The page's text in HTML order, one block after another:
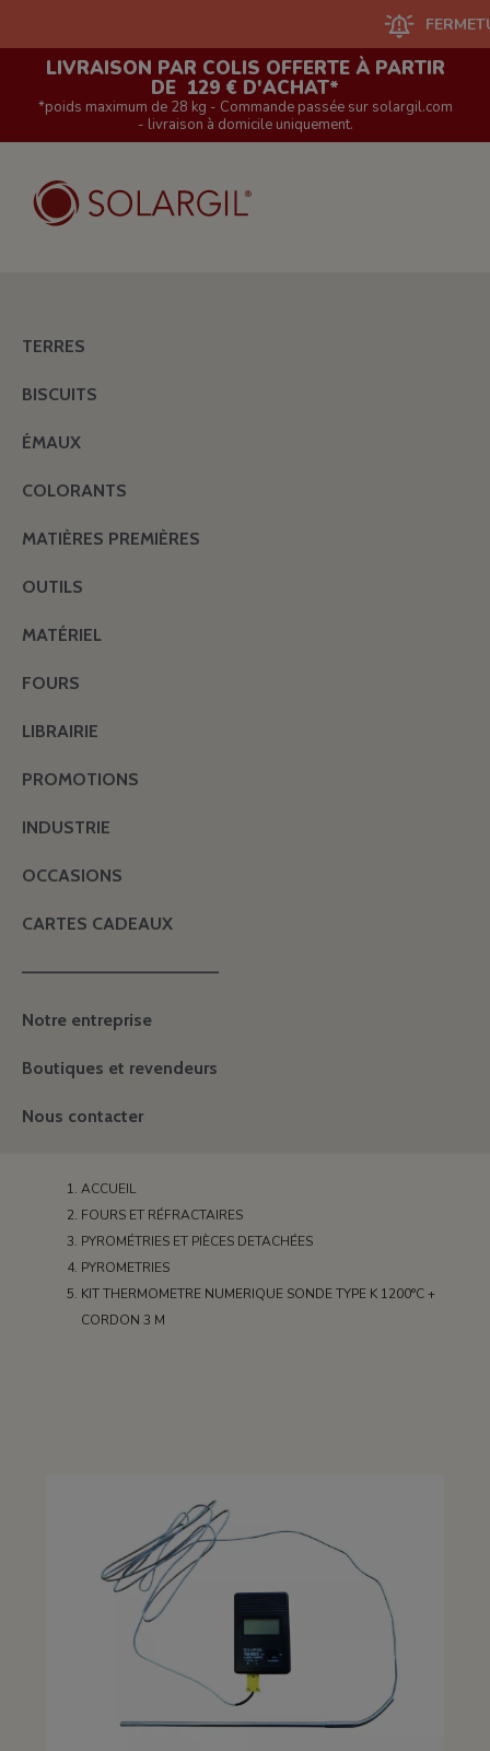
FERMETURE
LIVRAISON PAR COLIS OFFERTE À PARTIR
DE 129 € D'ACHAT*
*poids maximum de 28 kg - Commande passée sur solargil.com
- livraison à domicile uniquement.
TERRES
BISCUITS
ÉMAUX
COLORANTS
MATIÈRES PREMIÈRES
OUTILS
MATÉRIEL
FOURS
LIBRAIRIE
PROMOTIONS
INDUSTRIE
OCCASIONS
CARTES CADEAUX
———————————————
Notre entreprise
Boutiques et revendeurs
Nous contacter
ACCUEIL
FOURS ET RÉFRACTAIRES
PYROMÉTRIES ET PIÈCES DETACHÉES
PYROMETRIES
KIT THERMOMETRE NUMERIQUE SONDE TYPE K 1200°C +
CORDON 3 M